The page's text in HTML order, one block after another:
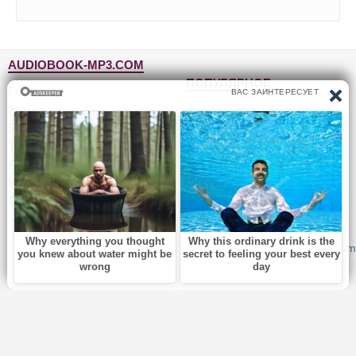
AUDIOBOOK-MP3.COM
Главная
Жанры
Блог
Топ-100
Авторы
Исполнители
Обратная связь
ПОПУЛЯРНОЕ
Фантастика и фэнтези
Детективы, триллеры
Для детей
Роман, проза
Приключения
Юмор, сатира
© 2010-2026Audiobook-mp3.com